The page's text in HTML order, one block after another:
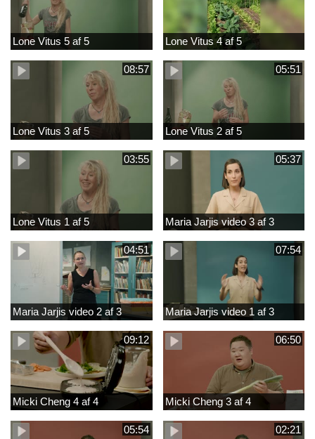
Lone Vitus 5 af 5 Lone Vitus 4 af 5
08:57
Lone Vitus 3 af 5
05:51
Lone Vitus 2 af 5
03:55
Lone Vitus 1 af 5
05:37
Maria Jarjis video 3 af 3
04:51
Maria Jarjis video 2 af 3
07:54
Maria Jarjis video 1 af 3
09:12
Micki Cheng 4 af 4
06:50
Micki Cheng 3 af 4
05:54 02:21